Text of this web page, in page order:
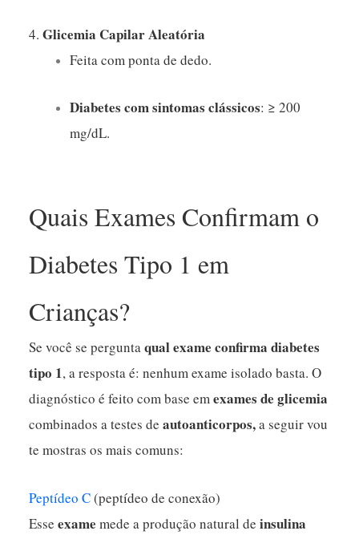
4.Glicemia Capilar Aleatória
Feita com ponta de dedo.
Diabetes com sintomas clássicos: ≥ 200
mg/dL.
Quais Exames Confirmam o
Diabetes Tipo 1 em
Crianças?
Se você se perguntaqual exame confirma diabetes
tipo 1, a resposta é: nenhum exame isolado basta. O
diagnóstico é feito com base emexames de glicemia
combinados a testes de autoanticorpos,a seguir vou
te mostras os mais comuns:
Peptídeo C(peptídeo de conexão)
Esseexame mede a produção natural deinsulina